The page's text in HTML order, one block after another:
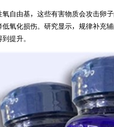
自由基，这些有害物质会攻击卵
氧化损伤。研究显示，规律补充
提升。